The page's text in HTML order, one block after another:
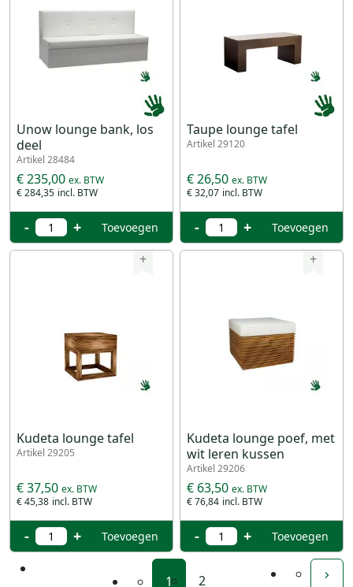
Unow lounge bank, los
deel
Artikel 28484
€ 284,35
€ 235,00
- + Toevoegen
Taupe lounge tafel
Artikel 29120
€ 32,07
€ 26,50
- + Toevoegen
+
Kudeta lounge tafel
Artikel 29205
€ 45,38
€ 37,50
- + Toevoegen
+
Kudeta lounge poef, met
wit leren kussen
Artikel 29206
€ 76,84
€ 63,50
- + Toevoegen
1 2